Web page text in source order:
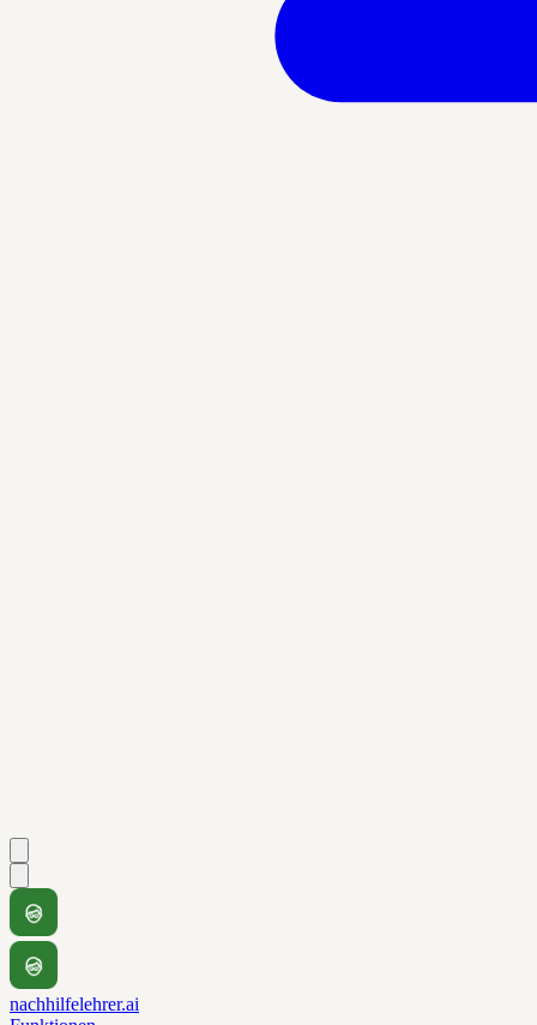
nachhilfelehrer.ai